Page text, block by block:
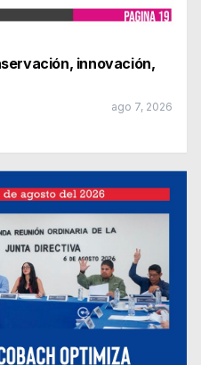
innovación,
ago 7, 2026